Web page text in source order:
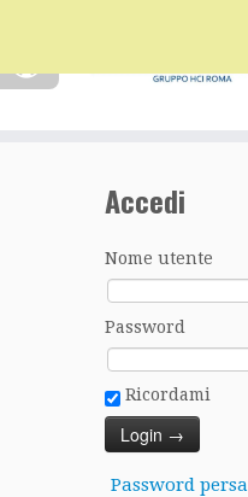
Accedi
Nome utente
Password
Ricordami
Password persa